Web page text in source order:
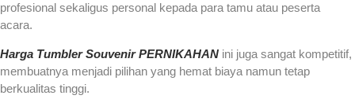
profesional sekaligus personal kepada para tamu atau peserta
acara.
Harga Tumbler Souvenir PERNIKAHAN ini juga sangat kompetitif,
membuatnya menjadi pilihan yang hemat biaya namun tetap
berkualitas tinggi.